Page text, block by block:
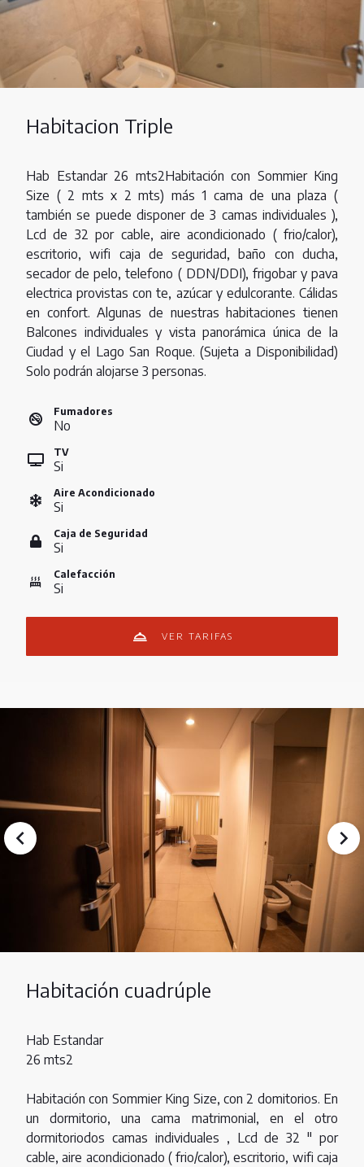
Habitacion Triple
Hab Estandar 26 mts2Habitación con Sommier King
Size ( 2 mts x 2 mts) más 1 cama de una plaza (
también se puede disponer de 3 camas individuales ),
Lcd de 32 por cable, aire acondicionado ( frio/calor),
escritorio, wifi caja de seguridad, baño con ducha,
secador de pelo, telefono ( DDN/DDI), frigobar y pava
electrica provistas con te, azúcar y edulcorante. Cálidas
en confort. Algunas de nuestras habitaciones tienen
Balcones individuales y vista panorámica única de la
Ciudad y el Lago San Roque. (Sujeta a Disponibilidad)
Solo podrán alojarse 3 personas.
Fumadores
No
TV
Si
Aire Acondicionado
Si
Caja de Seguridad
Si
Calefacción
Si
VER TARIFAS
Habitación cuadrúple
Hab Estandar
26 mts2
Habitación con Sommier King Size, con 2 domitorios. En
un dormitorio, una cama matrimonial, en el otro
dormitoriodos camas individuales , Lcd de 32 " por
cable, aire acondicionado ( frio/calor), escritorio, wifi caja